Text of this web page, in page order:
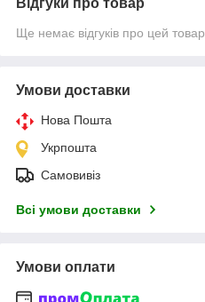
Ще немає відгуків про цей товар
Умови доставки
Нова Пошта
Укрпошта
Самовивіз
Всі умови доставки
Умови оплати